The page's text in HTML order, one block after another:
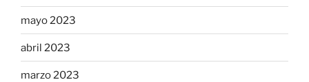
mayo 2023
abril 2023
marzo 2023